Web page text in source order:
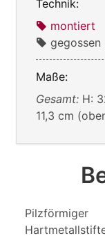
Technik:
montiert
gegossen
Maße:
Gesamt: H:
11,3 cm